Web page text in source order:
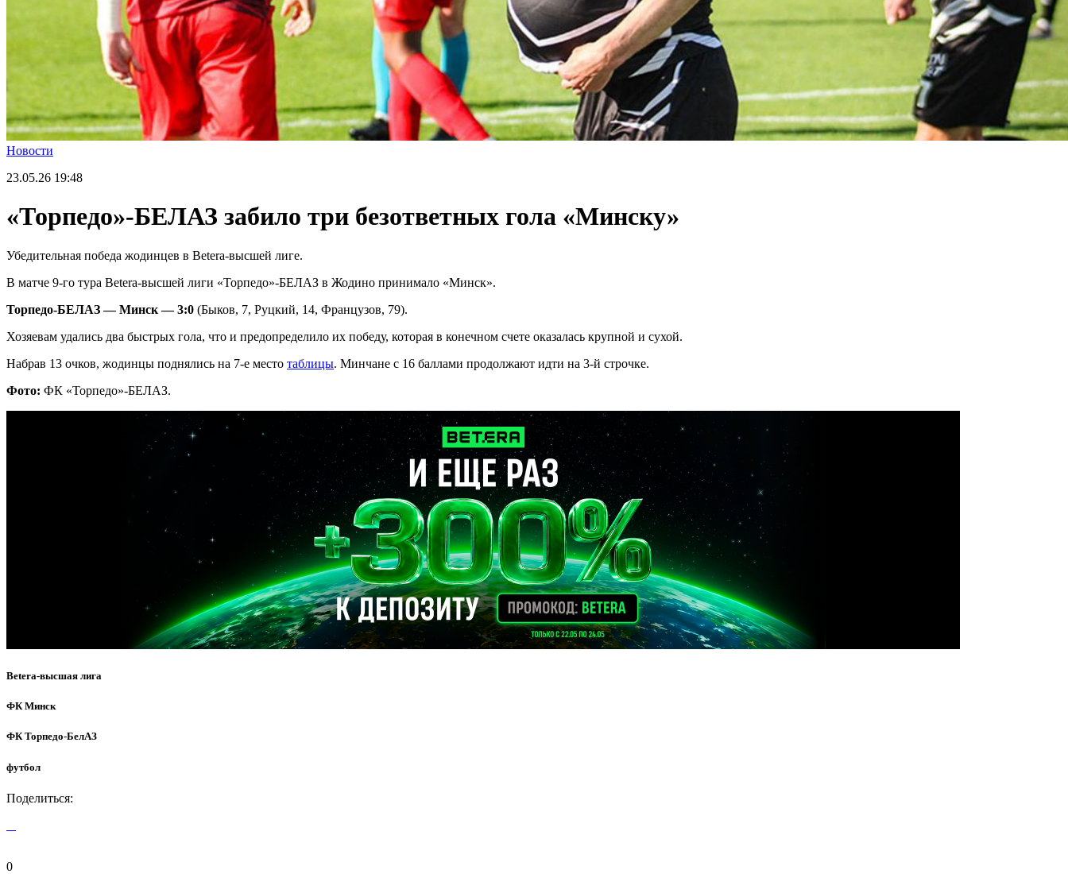
Новости
23.05.26 19:48
«Торпедо»-БЕЛАЗ забило три безответных гола «Минску»
Убедительная победа жодинцев в Betera-высшей лиге.
В матче 9-го тура Betera-высшей лиги «Торпедо»-БЕЛАЗ в Жодино принимало «Минск».
Торпедо-БЕЛАЗ — Минск — 3:0 (Быков, 7, Руцкий, 14, Французов, 79).
Хозяевам удались два быстрых гола, что и предопределило их победу, которая в конечном счете оказалась крупной и сухой.
Набрав 13 очков, жодинцы поднялись на 7-е место таблицы. Минчане с 16 баллами продолжают идти на 3-й строчке.
Фото: ФК «Торпедо»-БЕЛАЗ.
Betera-высшая лига
ФК Минск
ФК Торпедо-БелАЗ
футбол
Поделиться:
0